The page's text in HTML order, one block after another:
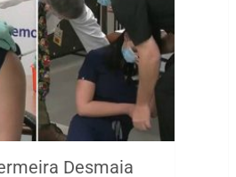
Desmaia